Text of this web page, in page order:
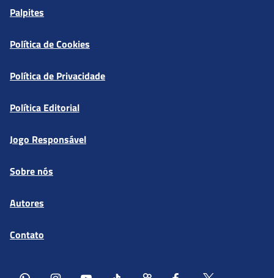
Palpites
Política de Cookies
Política de Privacidade
Política Editorial
Jogo Responsável
Sobre nós
Autores
Contato